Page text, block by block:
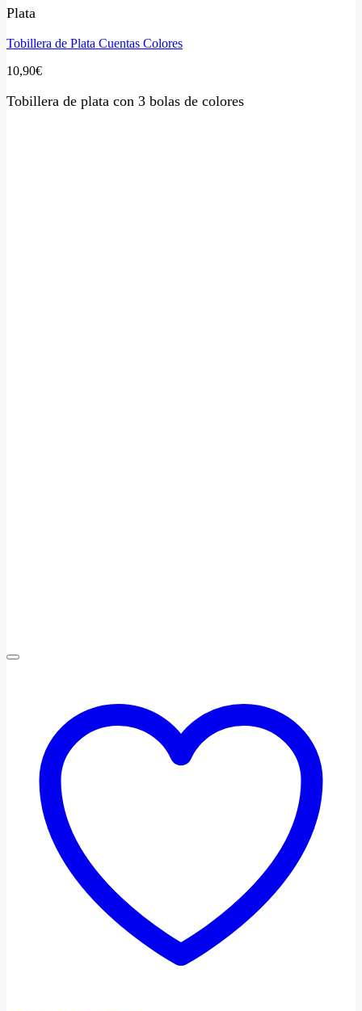
Plata
Tobillera de Plata Cuentas Colores
10,90€
Tobillera de plata con 3 bolas de colores